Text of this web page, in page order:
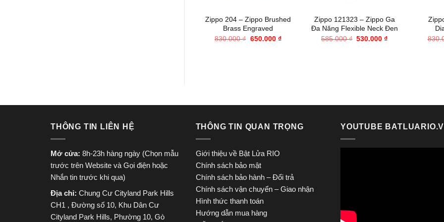
Zippo 204 – Zippo Brushed
Brass Engraved
830.000₫ Giá
650.000 ₫Giá
Zippo 121323 – Zippo Ga
Đa Năng Flexible Neck Đen
585.000₫ Giá
530.000₫Giá
THÔNG TIN LIÊN HỆ
Mở cửa: 8h-23h hàng ngày (Chọn mẫu
trước trên Website và Gọi điện hoặc
Nhắn tin trước khi qua)
Địa chỉ: Chung Cư Cityland Park Hills
CH1 , Đường số 10, Khu Dân Cư
Cityland Park Hills, Phường 10, Gò
THÔNG TIN QUAN TRỌNG
Giới thiệu về Bật Lửa RIO
Chính sách bảo mật
Chính sách bảo hành – Đổi trả
Chính sách vận chuyển – Giao nhận
Hình thức thanh toán
Hướng dẫn mua hàng
YOUTUBE